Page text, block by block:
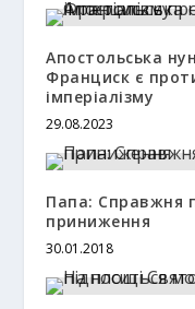
Апостольська
Франциск є
імперіалізму
29.08.2023
Папа: Справжня
приниження
30.01.2018